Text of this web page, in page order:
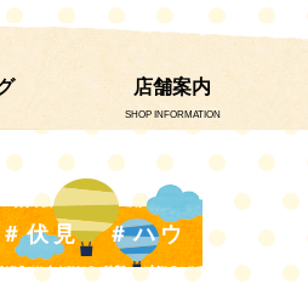
店舗案内
SHOP INFORMATION
伏見 ＃ハウ